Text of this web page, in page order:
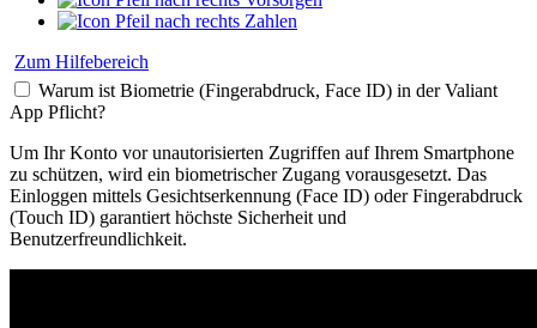
Zahlen
Zum Hilfebereich
Warum ist Biometrie (Fingerabdruck, Face ID) in der Valiant
App Pflicht?
Um Ihr Konto vor unautorisierten Zugriffen auf Ihrem Smartphone
zu schützen, wird ein biometrischer Zugang vorausgesetzt. Das
Einloggen mittels Gesichtserkennung (Face ID) oder Fingerabdruck
(Touch ID) garantiert höchste Sicherheit und
Benutzerfreundlichkeit.